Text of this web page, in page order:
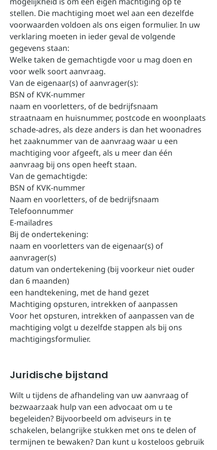
stellen. Die machtiging moet wel aan een dezelfde
voorwaarden voldoen als ons eigen formulier. In uw
verklaring moeten in ieder geval de volgende
gegevens staan:
Welke taken de gemachtigde voor u mag doen en
voor welk soort aanvraag.
Van de eigenaar(s) of aanvrager(s):
BSN of KVK-nummer
naam en voorletters, of de bedrijfsnaam
straatnaam en huisnummer, postcode en woonplaats
schade-adres, als deze anders is dan het woonadres
het zaaknummer van de aanvraag waar u een
machtiging voor afgeeft, als u meer dan één
aanvraag bij ons open heeft staan.
Van de gemachtigde:
BSN of KVK-nummer
Naam en voorletters, of de bedrijfsnaam
Telefoonnummer
E-mailadres
Bij de ondertekening:
naam en voorletters van de eigenaar(s) of
aanvrager(s)
datum van ondertekening (bij voorkeur niet ouder
dan 6 maanden)
een handtekening, met de hand gezet
Machtiging opsturen, intrekken of aanpassen
Voor het opsturen, intrekken of aanpassen van de
machtiging volgt u dezelfde stappen als bij ons
machtigingsformulier.
Juridische bijstand
Wilt u tijdens de afhandeling van uw aanvraag of
bezwaarzaak hulp van een advocaat om u te
begeleiden? Bijvoorbeeld om adviseurs in te
schakelen, belangrijke stukken met ons te delen of
termijnen te bewaken? Dan kunt u kosteloos gebruik